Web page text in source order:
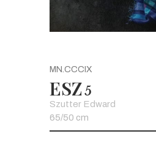
MN.CCCIX
ESZ5
Szutter Edward
65/50 cm